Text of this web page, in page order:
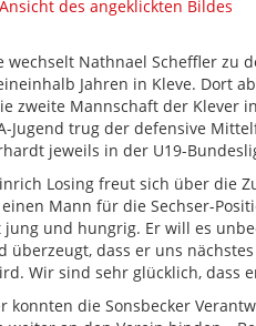
wechselt Nathnael Scheffler zu
Jahren in Kleve. Dort
zweite Mannschaft der Klever
Jugend trug der defensive
jeweils in der U19-
Losing freut sich über die
Mann für die Sechser-
jung und hungrig. Er will es
überzeugt, dass er uns
Wir sind sehr glücklich, dass
konnten die Sonsbecker